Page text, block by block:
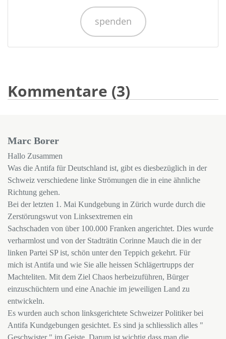
spenden
Kommentare (3)
Marc Borer
Hallo Zusammen
Was die Antifa für Deutschland ist, gibt es diesbezüglich in der
Schweiz verschiedene linke Strömungen die in eine ähnliche
Richtung gehen.
Bei der letzten 1. Mai Kundgebung in Zürich wurde durch die
Zerstörungswut von Linksextremen ein
Sachschaden von über 100.000 Franken angerichtet. Dies wurde
verharmlost und von der Stadträtin Corinne Mauch die in der
linken Partei SP ist, schön unter den Teppich gekehrt. Für
mich ist Antifa und wie Sie alle heissen Schlägertrupps der
Machteliten. Mit dem Ziel Chaos herbeizuführen, Bürger
einzuschüchtern und eine Anachie im jeweiligen Land zu
entwickeln.
Es wurden auch schon linksgerichtete Schweizer Politiker bei
Antifa Kundgebungen gesichtet. Es sind ja schliesslich alles "